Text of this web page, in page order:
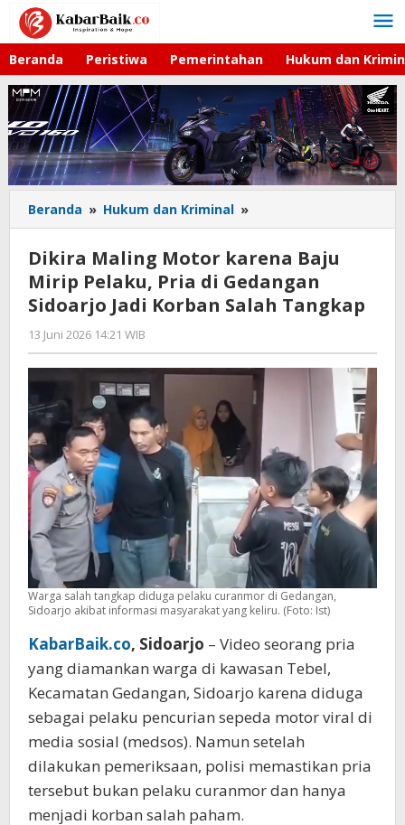
Lewati
konten
Beranda Peristiwa Pemerintahan Hukum dan
Beranda » Hukum dan Kriminal »
Maling
karena
Baju
Mirip
Gedangan
Sidoarjo
Jadi
Korban
Salah
Tangkap
Dikira Maling Motor karena Baju
Mirip Pelaku, Pria di Gedangan
Sidoarjo Jadi Korban Salah Tangkap
13 Juni 2026 14:21 WIB
Andika
DP
Warga salah tangkap diduga pelaku curanmor di Gedangan,
Sidoarjo akibat informasi masyarakat yang keliru. (Foto: Ist)
KabarBaik.co, Sidoarjo – Video seorang pria
yang diamankan warga di kawasan Tebel,
Kecamatan Gedangan, Sidoarjo karena diduga
sebagai pelaku pencurian sepeda motor viral di
media sosial (medsos). Namun setelah
dilakukan pemeriksaan, polisi memastikan pria
tersebut bukan pelaku curanmor dan hanya
menjadi korban salah paham.